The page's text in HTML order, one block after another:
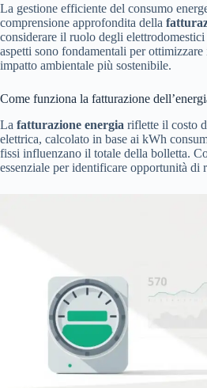
La gestione efficiente del consumo
comprensione approfondita della
considerare il ruolo degli
aspetti sono fondamentali per
impatto ambientale più sostenibile.
Come funziona la fatturazione
La fatturazione energia riflette il costo
elettrica, calcolato in base ai kWh
fissi influenzano il totale della bolletta.
essenziale per identificare opportunità di